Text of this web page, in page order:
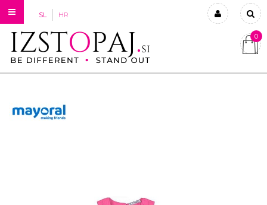
SL HR
Prijavi se
0